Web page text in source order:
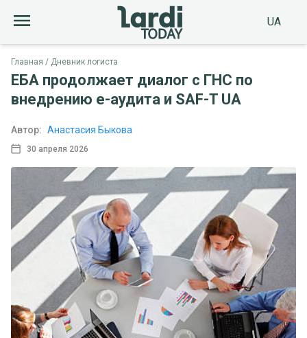
UA
Главная Дневник логиста
ЕБА продолжает диалог с ГНС по
внедрению е-аудита и SAF-T UA
30 апреля 2026
Автор: Анастасия Быкова